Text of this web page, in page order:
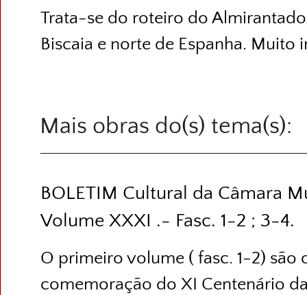
Trata-se do roteiro do
Biscaia e norte de Espanha. Muito
Mais obras do(s)
BOLETIM Cultural da Câmara
Volume XXXI .- Fasc. 1-2 ; 3-4.
O primeiro volume ( fasc. 1-2) são
comemoração do XI Centenário